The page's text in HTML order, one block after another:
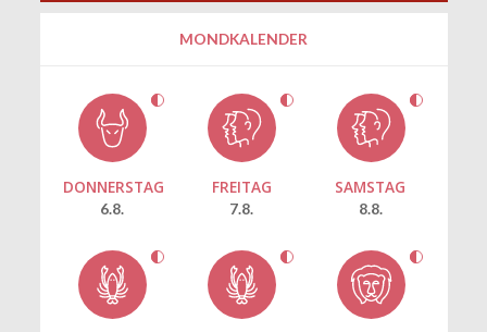
MONDKALENDER
DONNERSTAG
6.8.
FREITAG
7.8.
SAMSTAG
8.8.